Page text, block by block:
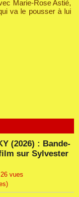
(2026) : Bande-
sur Sylvester
vues
Marie-Rose Astié,
va le pousser à lui